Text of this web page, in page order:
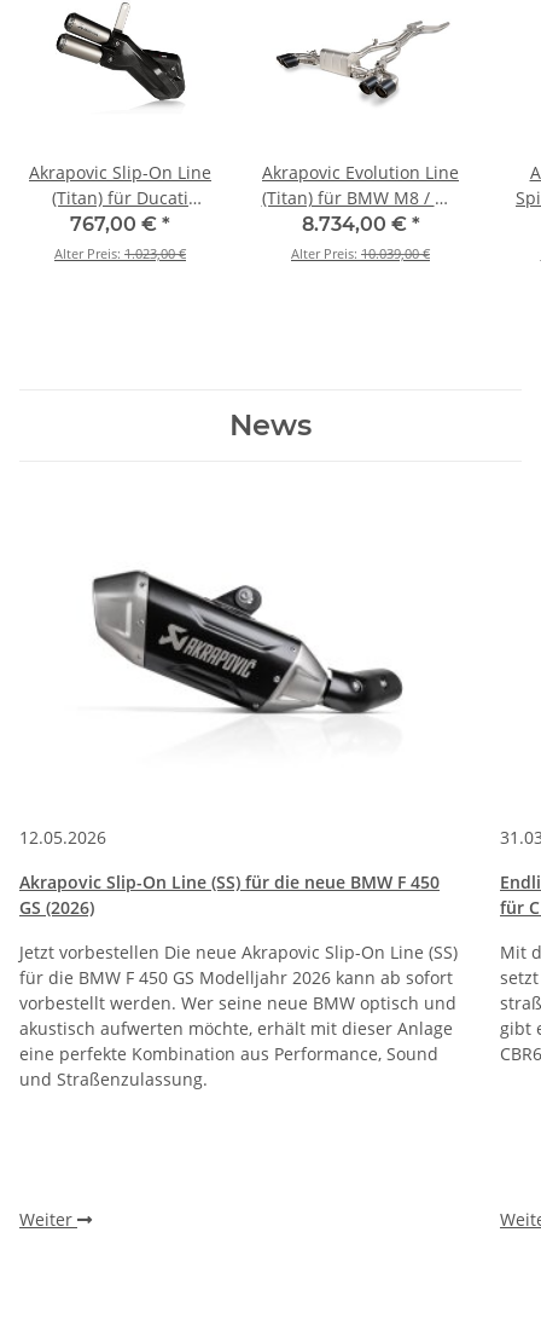
Akrapovic Slip-On Line
(Titan) für Ducati
Multistrada 950 / 950 S /
V2 / V2 S - BJ. 2021 >
767,00 € *
Alter Preis: 1.023,00 €
Akrapovic Evolution Line
(Titan) für BMW M8 / M8
Competition (F91, F92) BJ
2020 > 2024 (S-BM/T/23)
8.734,00 € *
Alter Preis: 10.039,00 €
News
12.05.2026
Akrapovic Slip-On Line (SS) für die neue BMW F 450
GS (2026)
Jetzt vorbestellen Die neue Akrapovic Slip-On Line (SS)
für die BMW F 450 GS Modelljahr 2026 kann ab sofort
vorbestellt werden. Wer seine neue BMW optisch und
akustisch aufwerten möchte, erhält mit dieser Anlage
eine perfekte Kombination aus Performance, Sound
und Straßenzulassung.
Weiter
für
Mit
gibt